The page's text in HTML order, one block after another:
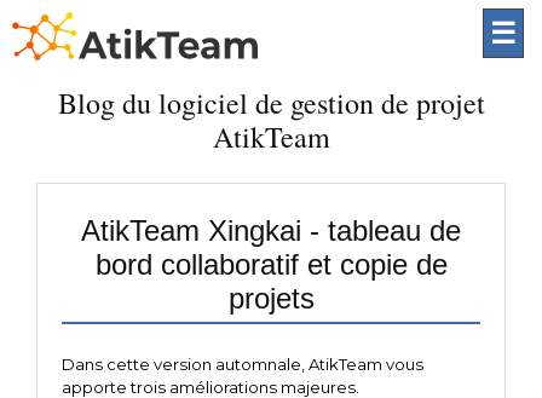
☰
Blog du logiciel de gestion de projet
AtikTeam
AtikTeam Xingkai - tableau de
bord collaboratif et copie de
projets
Dans cette version automnale, AtikTeam vous
apporte trois améliorations majeures.